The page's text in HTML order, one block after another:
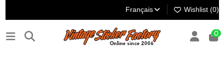
Français Wishlist (0)
0